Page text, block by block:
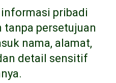
pribadi
persetujuan
nama, alamat,
detail sensitif